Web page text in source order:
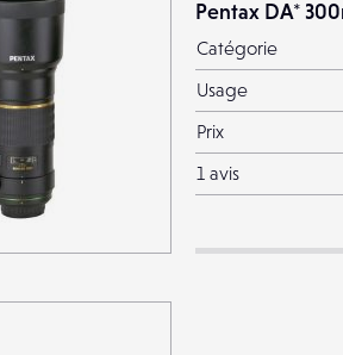
Pentax DA*
Catégorie
Usage
Prix
1 avis